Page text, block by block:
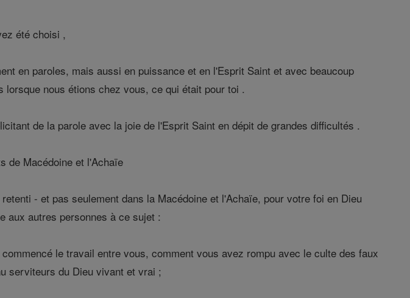
été choisi ,
en paroles, mais aussi en puissance et en l'Esprit Saint et avec beaucoup
nous étions chez vous, ce qui était pour toi .
de la parole avec la joie de l'Esprit Saint en dépit de grandes difficultés .
de Macédoine et l'Achaïe
- et pas seulement dans la Macédoine et l'Achaïe, pour votre foi en Dieu
aux autres personnes à ce sujet :
le travail entre vous, comment vous avez rompu avec le culte des faux
serviteurs du Dieu vivant et vrai ;